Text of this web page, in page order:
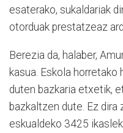
esaterako, sukaldariak
otorduak prestatzeaz
Berezia da, halaber,
kasua. Eskola
duten bazkaria etxetik,
bazkaltzen dute. Ez dira
eskualdeko 3425